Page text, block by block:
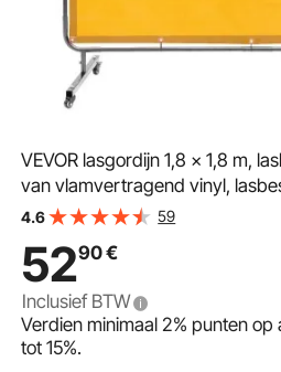
VEVOR lasgordijn 1,8 x 1,8 m,
van vlamvertragend vinyl,
zwenkwielen en 6-traps UV-
4.6 59
5290€
Inclusief BTW
Verdien minimaal2% punten op
tot15%.